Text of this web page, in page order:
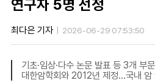
연구자 5명 선정
최다은 기자 2026-06-29 07:53:50
기초·임상·다수 논문 발표 등 3개 부
대한암학회와 2012년 제정…국내 암